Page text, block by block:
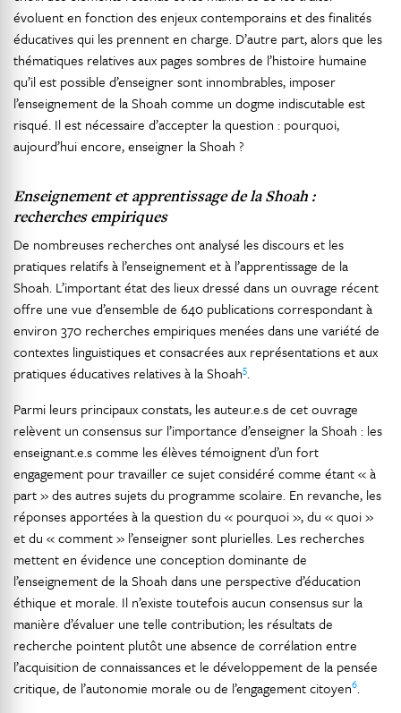
évoluent en fonction des enjeux contemporains et des finalités
éducatives qui les prennent en charge. D’autre part, alors que les
thématiques relatives aux pages sombres de l’histoire humaine
qu’il est possible d’enseigner sont innombrables, imposer
l’enseignement de la Shoah comme un dogme indiscutable est
risqué. Il est nécessaire d’accepter la question : pourquoi,
aujourd’hui encore, enseigner la Shoah ?
Enseignement et apprentissage de la Shoah :
recherches empiriques
De nombreuses recherches ont analysé les discours et les
pratiques relatifs à l’enseignement et à l’apprentissage de la
Shoah. L’important état des lieux dressé dans un ouvrage récent
offre une vue d’ensemble de 640 publications correspondant à
environ 370 recherches empiriques menées dans une variété de
contextes linguistiques et consacrées aux représentations et aux
pratiques éducatives relatives à la Shoah5.
Parmi leurs principaux constats, les auteur.e.s de cet ouvrage
relèvent un consensus sur l’importance d’enseigner la Shoah : les
enseignant.e.s comme les élèves témoignent d’un fort
engagement pour travailler ce sujet considéré comme étant « à
part » des autres sujets du programme scolaire. En revanche, les
réponses apportées à la question du « pourquoi », du « quoi »
et du « comment » l’enseigner sont plurielles. Les recherches
mettent en évidence une conception dominante de
l’enseignement de la Shoah dans une perspective d’éducation
éthique et morale. Il n’existe toutefois aucun consensus sur la
manière d’évaluer une telle contribution; les résultats de
recherche pointent plutôt une absence de corrélation entre
l’acquisition de connaissances et le développement de la pensée
critique, de l’autonomie morale ou de l’engagement citoyen6.